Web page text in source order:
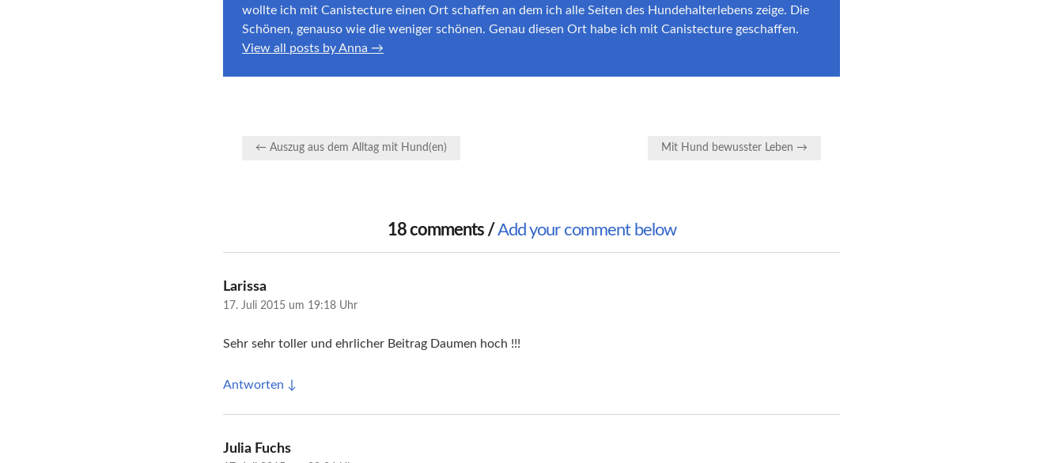
wollte ich mit Canistecture einen Ort schaffen an dem ich alle Seiten des Hundehalterlebens zeige. Die
Schönen, genauso wie die weniger schönen. Genau diesen Ort habe ich mit Canistecture geschaffen.
View all posts by Anna →
Beitragsnavigation
← Auszug aus dem Alltag mit Hund(en) Mit Hund bewusster Leben →
18 comments /Add your comment below
Larissa
17. Juli 2015 um 19:18 Uhr
Sehr sehr toller und ehrlicher Beitrag Daumen hoch !!!
Antworten
Julia Fuchs